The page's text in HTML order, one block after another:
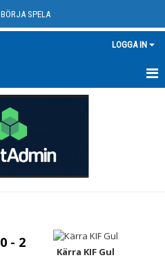
BÖRJA SPELA
LOGGA IN
0 - 2
Kärra KIF Gul